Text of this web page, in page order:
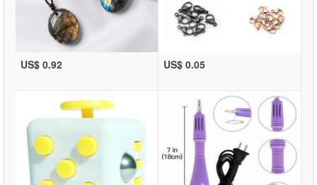
US$ 0.92 US$ 0.05